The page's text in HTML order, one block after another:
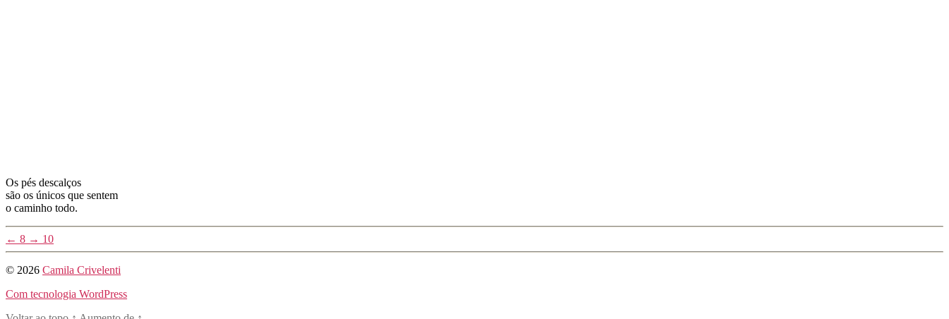
Os pés descalços
são os únicos que sentem
o caminho todo.
← 8 → 10
© 2026 Camila Crivelenti
Com tecnologia WordPress